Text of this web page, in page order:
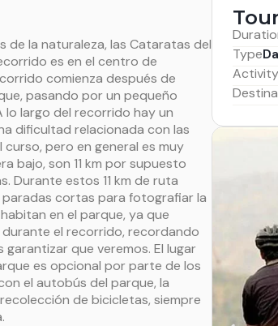
de la naturaleza, las Cataratas del
es en el centro de
comienza después de
pasando por un pequeño
lo largo del recorrido hay un
dificultad relacionada con las
pero en general es muy
bajo, son 11 km por supuesto
Durante estos 11 km de ruta
cortas para fotografiar la
en el parque, ya que
el recorrido, recordando
que veremos. El lugar
es opcional por parte de los
el autobús del parque, la
de bicicletas, siempre
Type